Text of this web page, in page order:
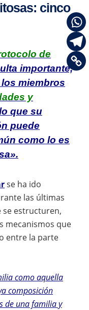
cinco
de
importante,
miembros
y
que su
puede
como lo es
se ha ido
las últimas
se estructuren,
mecanismos que
entre la parte
como aquella
composición
de una familia y